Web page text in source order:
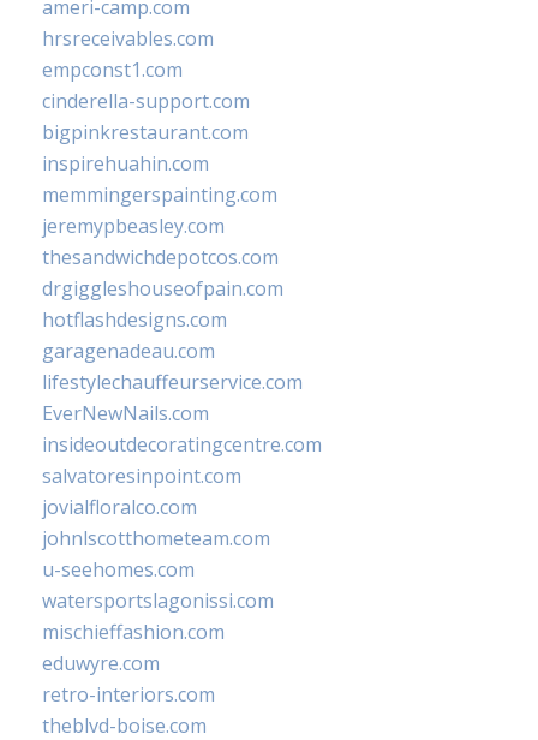
ameri-camp.com
hrsreceivables.com
empconst1.com
cinderella-support.com
bigpinkrestaurant.com
inspirehuahin.com
memmingerspainting.com
jeremypbeasley.com
thesandwichdepotcos.com
drgiggleshouseofpain.com
hotflashdesigns.com
garagenadeau.com
lifestylechauffeurservice.com
EverNewNails.com
insideoutdecoratingcentre.com
salvatoresinpoint.com
jovialfloralco.com
johnlscotthometeam.com
u-seehomes.com
watersportslagonissi.com
mischieffashion.com
eduwyre.com
retro-interiors.com
theblvd-boise.com